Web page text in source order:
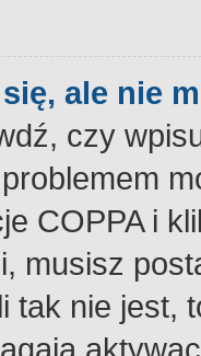
ale nie
czy
COPPA i
musisz
tak nie jest,